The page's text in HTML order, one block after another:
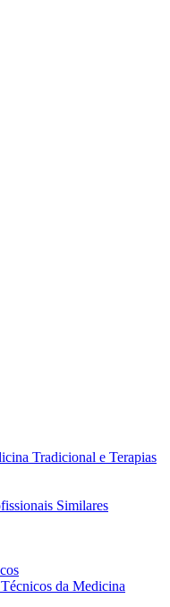
Tradicional e Terapias
Similares
da Medicina